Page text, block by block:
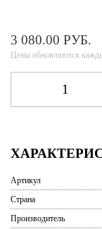
3 080.00 РУБ.
Цены обновляются
Артикул
Страна
Производитель